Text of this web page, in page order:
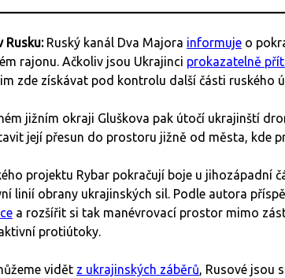
Rusku: Ruský kanál Dva Majora informuje o
rajonu. Ačkoliv jsou Ukrajinci prokazatelně
zde získávat pod kontrolu další části ruského
jižním okraji Gluškova pak útočí ukrajinští
její přesun do prostoru jižně od města, kde
projektu Rybar pokračují boje u jihozápadní
linií obrany ukrajinských sil. Podle autora
a rozšířit si tak manévrovací prostor mimo
protiútoky.
vidět z ukrajinských záběrů, Rusové jsou